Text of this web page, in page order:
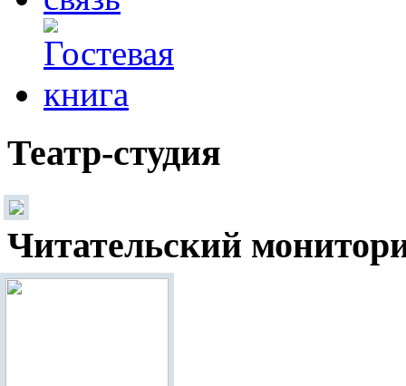
Театр-студия
Читательский